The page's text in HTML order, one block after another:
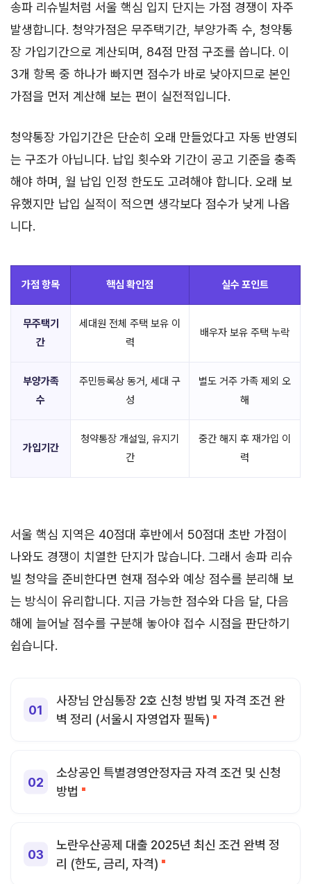
송파 리슈빌처럼 서울 핵심 입지 단지는 가점 경쟁이 자주
발생합니다. 청약가점은 무주택기간, 부양가족 수, 청약통
장 가입기간으로 계산되며, 84점 만점 구조를 씁니다. 이
3개 항목 중 하나가 빠지면 점수가 바로 낮아지므로 본인
가점을 먼저 계산해 보는 편이 실전적입니다.
청약통장 가입기간은 단순히 오래 만들었다고 자동 반영되
는 구조가 아닙니다. 납입 횟수와 기간이 공고 기준을 충족
해야 하며, 월 납입 인정 한도도 고려해야 합니다. 오래 보
유했지만 납입 실적이 적으면 생각보다 점수가 낮게 나옵
니다.
가점 항목 핵심 확인점 실수 포인트
무주택기
간
세대원 전체 주택 보유 이
력
배우자 보유 주택 누락
부양가족
수
주민등록상 동거, 세대 구
성
별도 거주 가족 제외 오
해
가입기간
청약통장 개설일, 유지기
간
중간 해지 후 재가입 이
력
서울 핵심 지역은 40점대 후반에서 50점대 초반 가점이
나와도 경쟁이 치열한 단지가 많습니다. 그래서 송파 리슈
빌 청약을 준비한다면 현재 점수와 예상 점수를 분리해 보
는 방식이 유리합니다. 지금 가능한 점수와 다음 달, 다음
해에 늘어날 점수를 구분해 놓아야 접수 시점을 판단하기
쉽습니다.
사장님 안심통장 2호 신청 방법 및 자격 조건 완
벽 정리 (서울시 자영업자 필독)
소상공인 특별경영안정자금 자격 조건 및 신청
방법
노란우산공제 대출 2025년 최신 조건 완벽 정
리 (한도, 금리, 자격)